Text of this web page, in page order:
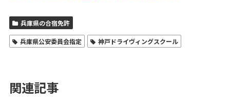
兵庫県の合宿免許
兵庫県公安委員会指定 神戸ドライヴィングスクール
関連記事